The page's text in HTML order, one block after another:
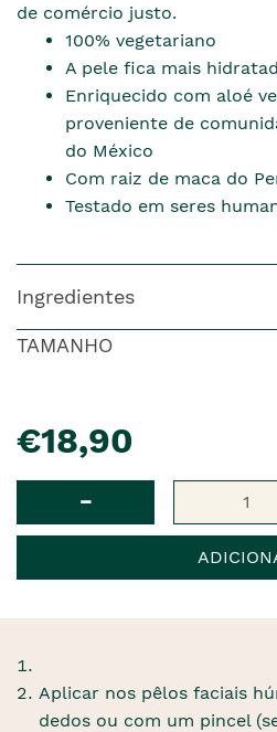
de comércio justo.
100% vegetariano
A pele fica mais
Enriquecido com aloé
proveniente de
do México
Com raiz de maca do
Testado em seres
Ingredientes
TAMANHO
€18,90
-
Aplicar nos pêlos faciais
dedos ou com um pincel